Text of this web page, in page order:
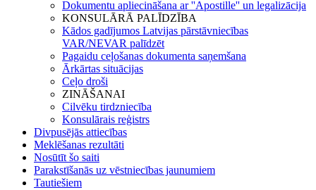
Dokumentu apliecināšana ar ''Apostille'' un legalizācija
KONSULĀRĀ PALĪDZĪBA
Kādos gadījumos Latvijas pārstāvniecības
VAR/NEVAR palīdzēt
Pagaidu ceļošanas dokumenta saņemšana
Ārkārtas situācijas
Ceļo droši
ZINĀŠANAI
Cilvēku tirdzniecība
Konsulārais reģistrs
Divpusējās attiecības
Meklēšanas rezultāti
Nosūtīt šo saiti
Parakstīšanās uz vēstniecības jaunumiem
Tautiešiem